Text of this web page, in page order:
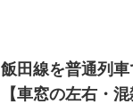
飯田線を普通列
【車窓の左右・